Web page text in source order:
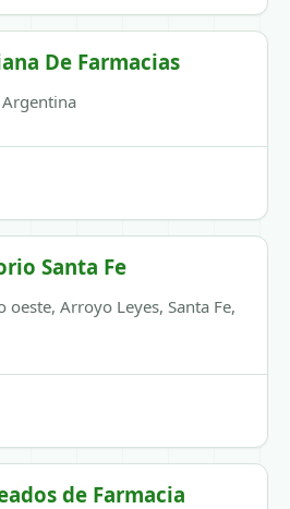
De Farmacias
Argentina
Santa Fe
oeste, Arroyo Leyes, Santa Fe,
de Farmacia